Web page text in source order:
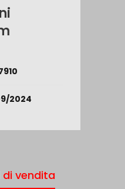
2024
vendita